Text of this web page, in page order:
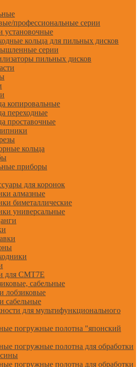
профессиональные серии
установочные
кольца для пильных дисков
серии
пильных дисков
копировальные
переходные
проставочные
кольца
приборы
для коронок
алмазные
биметаллические
универсальные
для CMT7E
сабельные
лобзиковые
сабельные
для мультифункционального
погружные полотна "японский
погружные полотна для обработки
погружные полотна для обработки